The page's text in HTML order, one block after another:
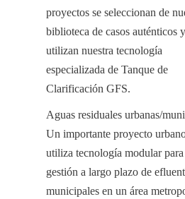
proyectos se seleccionan de
biblioteca de casos auténticos y
utilizan nuestra tecnología
especializada de Tanque de
Clarificación GFS.
Aguas residuales urbanas/
Un importante proyecto
utiliza tecnología modular para
gestión a largo plazo de
municipales en un área